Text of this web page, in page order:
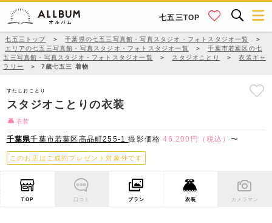
七五三TOP
七五三トップ ＞ 千葉県の七五三写真館・写真スタジオ・フォトスタジオ一覧
＞
エリアの七五三写真館・写真スタジオ・フォトスタジオ一覧
＞
千葉市若葉区の七
五三写真館・写真スタジオ・フォトスタジオ一覧
＞ スタジオことり ＞
衣装ギャ
ラリー
＞ 7歳七五三 着物
すたじおことり
スタジオことりの衣装
衣装
千葉県千葉市若葉区高品町255-1撮影価格46,200円（税込） 〜
このお店はご成約プレゼント対象外です
TOP 口コミ プラン 衣装 カメラマン